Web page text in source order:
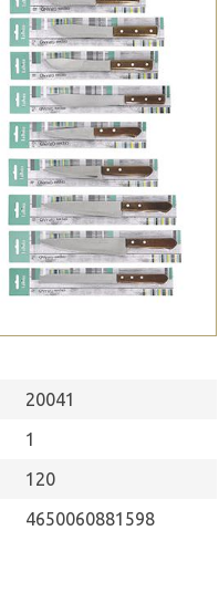
20041
1
120
4650060881598